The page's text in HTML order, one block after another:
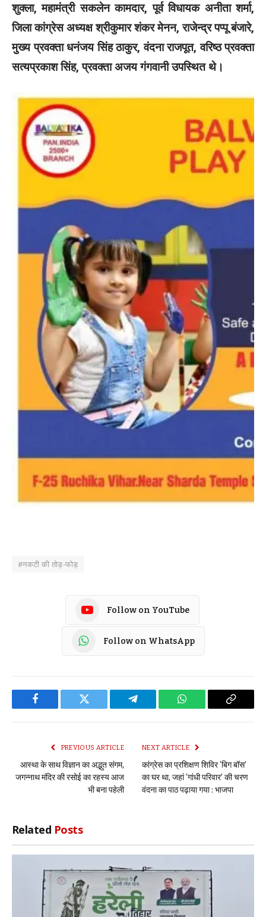
शुक्ला, महामंत्री सकलेन कामदार, पूर्व विधायक अनीता शर्मा,
जिला कांग्रेस अध्यक्ष श्रीकुमार शंकर मेनन, राजेन्द्र पप्पू बंजारे,
मुख्य प्रवक्ता धनंजय सिंह ठाकुर, वंदना राजपूत, वरिष्ठ प्रवक्ता
सत्यप्रकाश सिंह, प्रवक्ता अजय गंगवानी उपस्थित थे।
#नकटी की तोड़-फोड़
Follow on YouTube
Follow on WhatsApp
Facebook Twitter Telegram WhatsApp Copy
PREVIOUS ARTICLE
आस्था के साथ विज्ञान का अद्भुत संगम,
जगन्नाथ मंदिर की रसोई का रहस्य आज
भी बना पहेली
NEXT ARTICLE
​कांग्रेस का प्रशिक्षण शिविर ‘बिग बॉस’
का घर था, जहां ‘गांधी परिवार’ की चरण
वंदना का पाठ पढ़ाया गया : भाजपा
Related Posts